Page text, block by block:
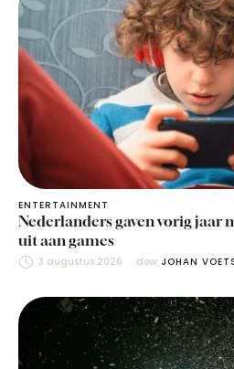
ENTERTAINMENT
Nederlanders gaven vorig jaar
uit aan games
3 augustus 2026 door JOHAN